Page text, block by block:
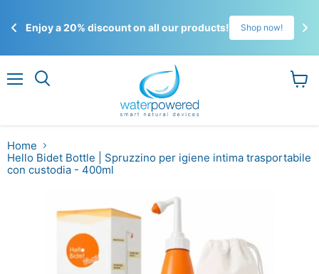
Enjoy a 20% discount on all our products! Shop now!
Gli
Home
Hello Bidet Bottle | Spruzzino per igiene intima trasportabile
con custodia - 400ml